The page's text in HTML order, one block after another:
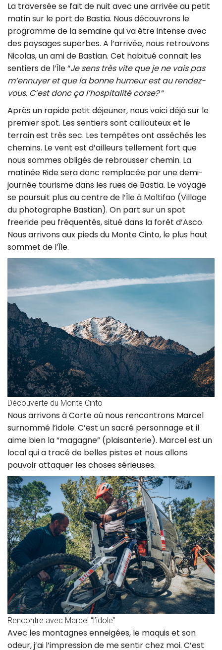
La traversée se fait de nuit avec une arrivée au petit
matin sur le port de Bastia. Nous découvrons le
programme de la semaine qui va être intense avec
des paysages superbes. A l’arrivée, nous retrouvons
Nicolas, un ami de Bastian. Cet habitué connait les
sentiers de l’Île “Je sens très vite que je ne vais pas
m’ennuyer et que la bonne humeur est au rendez-
vous. C’est donc ça l’hospitalité corse?“
Après un rapide petit déjeuner, nous voici déjà sur le
premier spot. Les sentiers sont caillouteux et le
terrain est très sec. Les tempêtes ont asséchés les
chemins. Le vent est d’ailleurs tellement fort que
nous sommes obligés de rebrousser chemin. La
matinée Ride sera donc remplacée par une demi-
journée tourisme dans les rues de Bastia. Le voyage
se poursuit plus au centre de l’Île à Moltifao (Village
du photographe Bastian). On part sur un spot
freeride peu fréquentés, situé dans la forêt d’Asco.
Nous arrivons aux pieds du Monte Cinto, le plus haut
sommet de l’Île.
Découverte du Monte Cinto
Nous arrivons à Corte où nous rencontrons Marcel
surnommé l’idole. C’est un sacré personnage et il
aime bien la “magagne” (plaisanterie). Marcel est un
local qui a tracé de belles pistes et nous allons
pouvoir attaquer les choses sérieuses.
Rencontre avec Marcel “l’idole”
Avec les montagnes enneigées, le maquis et son
odeur, j’ai l’impression de me sentir chez moi. C’est